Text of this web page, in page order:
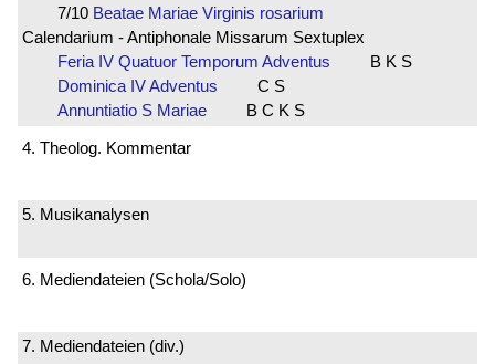
7/10 Beatae Mariae Virginis rosarium
Calendarium - Antiphonale Missarum Sextuplex
Feria IV Quatuor Temporum Adventus
B K S
Dominica IV Adventus
C S
Annuntiatio S Mariae
B C K S
4. Theolog. Kommentar
5. Musikanalysen
6. Mediendateien (Schola/Solo)
7. Mediendateien (div.)